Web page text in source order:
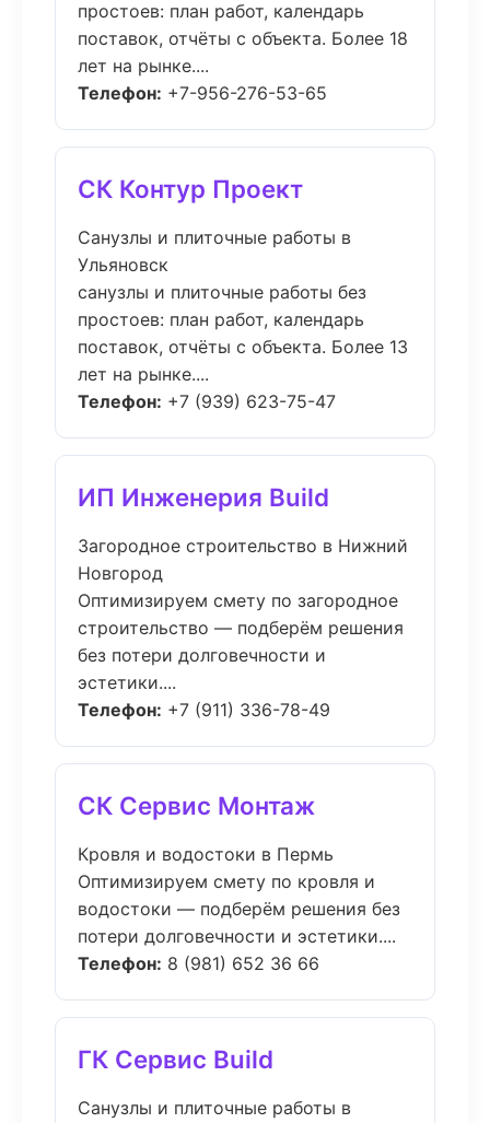
простоев: план работ, календарь
поставок, отчёты с объекта. Более 18
лет на рынке....
Телефон: +7-956-276-53-65
СК Контур Проект
Санузлы и плиточные работы в
Ульяновск
санузлы и плиточные работы без
простоев: план работ, календарь
поставок, отчёты с объекта. Более 13
лет на рынке....
Телефон: +7 (939) 623-75-47
ИП Инженерия Build
Загородное строительство в Нижний
Новгород
Оптимизируем смету по загородное
строительство — подберём решения
без потери долговечности и
эстетики....
Телефон: +7 (911) 336-78-49
СК Сервис Монтаж
Кровля и водостоки в Пермь
Оптимизируем смету по кровля и
водостоки — подберём решения без
потери долговечности и эстетики....
Телефон: 8 (981) 652 36 66
ГК Сервис Build
Санузлы и плиточные работы в